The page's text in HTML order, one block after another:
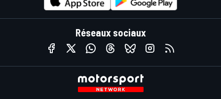
Réseaux sociaux